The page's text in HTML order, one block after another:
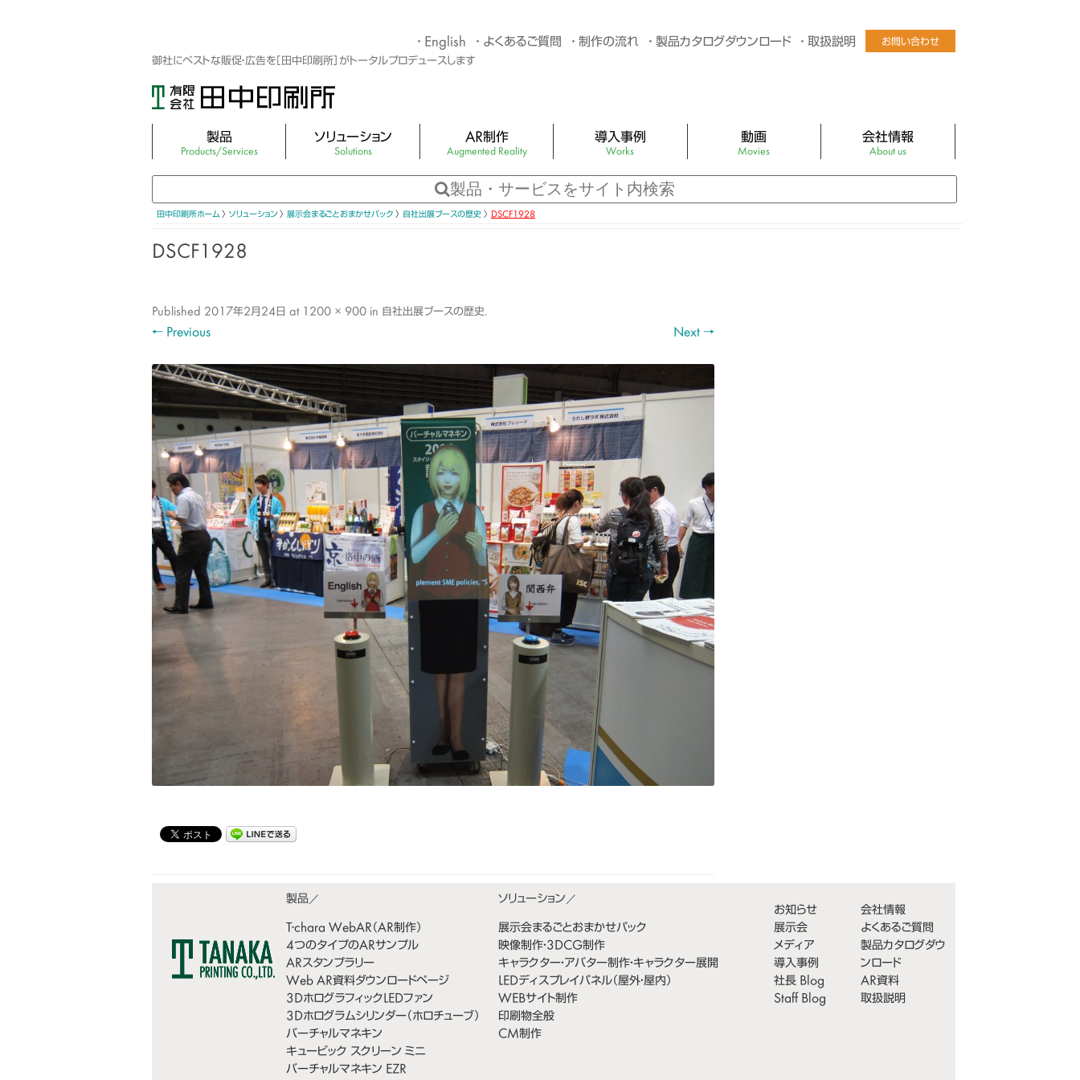
English よくあるご質問 制作の流れ 製品カタログダウンロード 取扱説明
お問い合わせ
御社にベストな販促・広告を［田中印刷所］がトータルプロデュースします
製品
Products/Services
3DホログラフィックLEDファン
3Dホログラムシリンダー
Vtuber×ミラーサイネージ
バーチャルマネキン EZR 卓上型
バーチャルマネキン Vtuberバージョ
ソリューション
Solutions
映像制作・3DCG制作
キャラクター・アバター制作・キャラク
CM制作
印刷物全般
AR制作
Augmented Reality
4つのタイプのARサンプル
アプリ不要のAR×スタンプラリー
導入事例
Works
動画
Movies
YouTube公式チャンネル
会社情報
About us
社長あいさつ
田中印刷所ホーム〉 ソリューション〉 展示会まるごとおまかせパック 〉 自社出展ブースの歴史 〉 DSCF1928
DSCF1928
Published 2017年2月24日 at 1200 × 900 in 自社出展ブースの歴史.
← Previous Next →
T-chara WebAR（AR制作）
4つのタイプのARサンプル
ARスタンプラリー
Web AR資料ダウンロードページ
3DホログラフィックLEDファン
3Dホログラムシリンダー（ホロチューブ）
バーチャルマネキン
キュービック スクリーン ミニ
バーチャルマネキン EZR
展示会まるごとおまかせパック
映像制作・3DCG制作
キャラクター・アバター制作・キャラクター展開
LEDディスプレイパネル（屋外・屋内）
WEBサイト制作
印刷物全般
CM制作
お知らせ
展示会
メディア
導入事例
社長 Blog
Staff Blog
会社情報
よくあるご質問
製品カタログダウ
ンロード
AR資料
取扱説明